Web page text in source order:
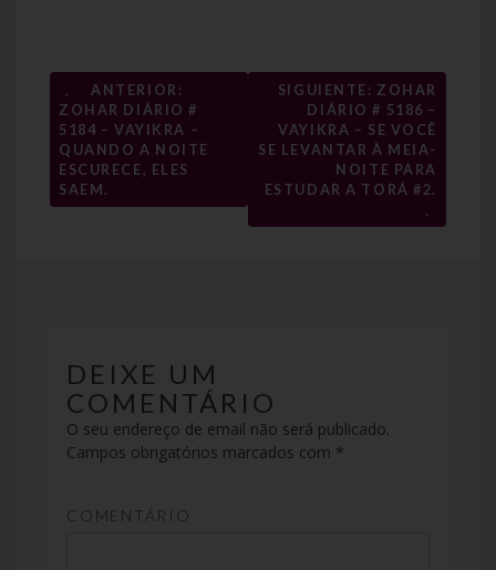
Navegação
de
artigos
←
ANTERIOR:
ZOHAR DIÁRIO #
5184 – VAYIKRA –
QUANDO A NOITE
ESCURECE, ELES
SAEM.
SIGUIENTE: ZOHAR
DIÁRIO # 5186 –
VAYIKRA – SE VOCÊ
SE LEVANTAR À MEIA-
NOITE PARA
ESTUDAR A TORÁ #2.
→
DEIXE UM
COMENTÁRIO
O seu endereço de email não será publicado.
Campos obrigatórios marcados com *
COMENTÁRIO